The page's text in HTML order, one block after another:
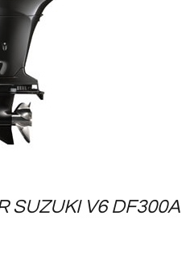
SUZUKI V6 DF300A